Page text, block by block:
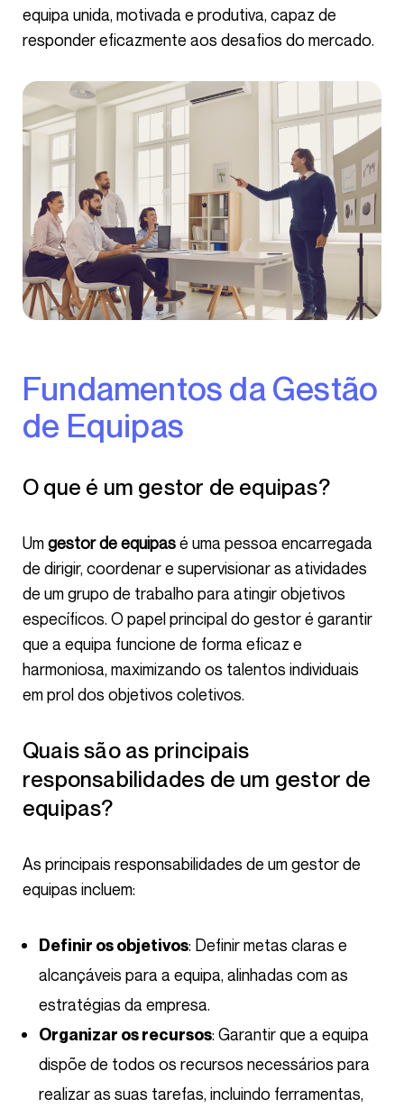
equipa unida, motivada e produtiva, capaz de
responder eficazmente aos desafios do mercado.
Fundamentos da Gestão
de Equipas
O que é um gestor de equipas?
Umgestor de equipasé uma pessoa encarregada
de dirigir, coordenar e supervisionar as atividades
de um grupo de trabalho para atingir objetivos
específicos. O papel principal do gestor é garantir
que a equipa funcione de forma eficaz e
harmoniosa, maximizando os talentos individuais
em prol dos objetivos coletivos.
Quais são as principais
responsabilidades de um gestor de
equipas?
As principais responsabilidades de um gestor de
equipas incluem:
Definir os objetivos: Definir metas claras e
alcançáveis para a equipa, alinhadas com as
estratégias da empresa.
Organizar os recursos: Garantir que a equipa
dispõe de todos os recursos necessários para
realizar as suas tarefas, incluindo ferramentas,